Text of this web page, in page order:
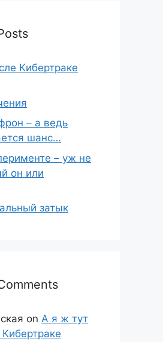
Кибертраке
– а ведь
шанс…
– уж не
он или
затык
onА я ж тут